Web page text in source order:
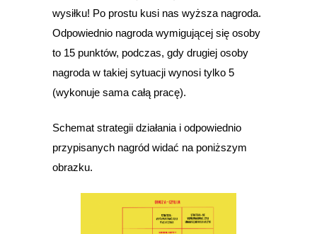
wysiłku! Po prostu kusi nas wyższa nagroda.
Odpowiednio nagroda wymigującej się osoby
to 15 punktów, podczas, gdy drugiej osoby
nagroda w takiej sytuacji wynosi tylko 5
(wykonuje sama całą pracę).
Schemat strategii działania i odpowiednio
przypisanych nagród widać na poniższym
obrazku.